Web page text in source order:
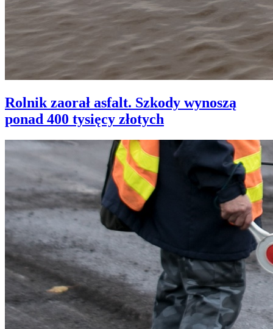
Rolnik zaorał asfalt. Szkody wynoszą
ponad 400 tysięcy złotych